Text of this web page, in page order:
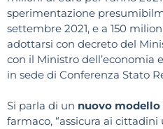
sperimentazione
settembre 2021, e a 150
adottarsi con decreto del
con il Ministro dell’economia
in sede di Conferenza Stato
Si parla di un nuovo
farmaco, “assicura ai